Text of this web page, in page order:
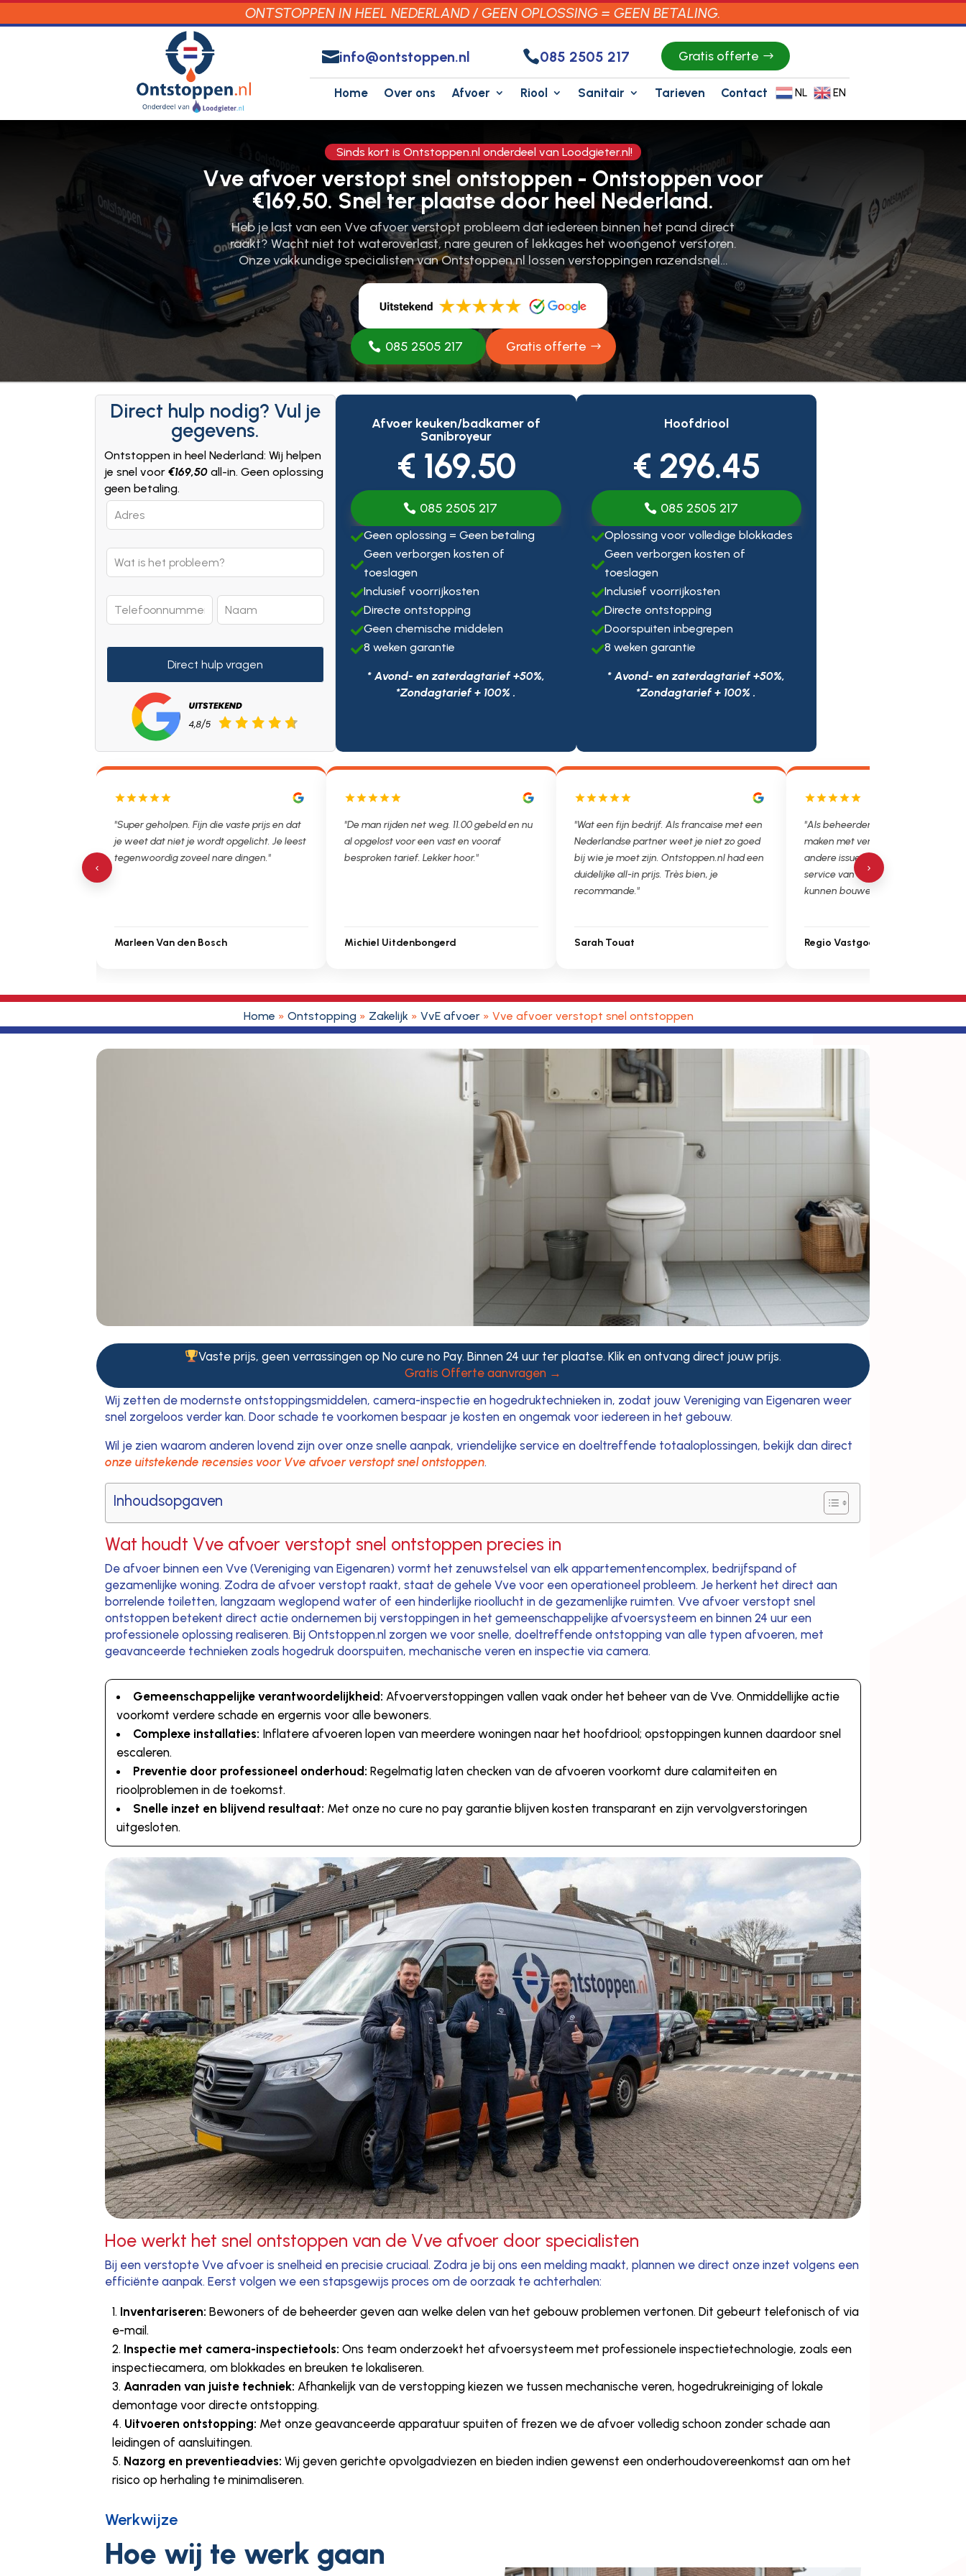
ONTSTOPPEN IN HEEL NEDERLAND / GEEN OPLOSSING = GEEN BETALING.
info@ontstoppen.nl 085 2505 217 Gratis offerte
Home Over ons Afvoer Riool Sanitair Tarieven Contact NL EN
Sinds kort is Ontstoppen.nl onderdeel van Loodgieter.nl!
Vve afvoer verstopt snel ontstoppen - Ontstoppen voor
€169,50. Snel ter plaatse door heel Nederland.
Heb je last van een Vve afvoer verstopt probleem dat iedereen binnen het pand direct
raakt? Wacht niet tot wateroverlast, nare geuren of lekkages het woongenot verstoren.​
Onze vakkundige specialisten van Ontstoppen.​nl lossen verstoppingen razendsnel…
085 2505 217 Gratis offerte
Direct hulp nodig? Vul je
gegevens.
Ontstoppen in heel Nederland: Wij helpen
je snel voor €169,50 all-in. Geen oplossing
geen betaling.
Leave
this
blank
Direct hulp vragen
Afvoer keuken/badkamer of
Sanibroyeur
€ 169.50
085 2505 217
Geen oplossing = Geen betaling

Geen verborgen kosten of
toeslagen
Inclusief voorrijkosten
Directe ontstopping
Geen chemische middelen
8 weken garantie
* Avond- en zaterdagtarief +50%,
*Zondagtarief + 100% .
Hoofdriool
€ 296.45
085 2505 217
Oplossing voor volledige blokkades

Geen verborgen kosten of
toeslagen
Inclusief voorrijkosten
Directe ontstopping
Doorspuiten inbegrepen
8 weken garantie
* Avond- en zaterdagtarief +50%,
*Zondagtarief + 100% .
"Super geholpen. Fijn die vaste prijs en dat
je weet dat niet je wordt opgelicht. Je leest
tegenwoordig zoveel nare dingen."
Marleen Van den Bosch
"De man rijden net weg. 11.00 gebeld en nu
al opgelost voor een vast en vooraf
besproken tarief. Lekker hoor."
Michiel Uitdenbongerd
"Wat een fijn bedrijf. Als francaise met een
Nederlandse partner weet je niet zo goed
bij wie je moet zijn. Ontstoppen.nl had een
duidelijke all-in prijs. Très bien, je
recommande."
Sarah Touat
"Als beheerder hebben we helaas
maken met verstoppingen,
andere issues. Het is super fijn dat
service van Ontstoppen.nl en
kunnen bouwen. Ga zo door!"
Regio Vastgoedbeheer
‹ ›
Home » Ontstopping » Zakelijk » VvE afvoer » Vve afvoer verstopt snel ontstoppen
Vaste prijs, geen verrassingen op No cure no Pay. Binnen 24 uur ter plaatse. Klik en ontvang direct jouw prijs.
Gratis Offerte aanvragen →
Wij zetten de modernste ontstoppingsmiddelen, camera-inspectie en hogedruktechnieken in, zodat jouw Vereniging van Eigenaren weer
snel zorgeloos verder kan. Door schade te voorkomen bespaar je kosten en ongemak voor iedereen in het gebouw.
Wil je zien waarom anderen lovend zijn over onze snelle aanpak, vriendelijke service en doeltreffende totaaloplossingen, bekijk dan direct
onze uitstekende recensies voor Vve afvoer verstopt snel ontstoppen.
Inhoudsopgaven
Wat houdt Vve afvoer verstopt snel ontstoppen precies in
De afvoer binnen een Vve (Vereniging van Eigenaren) vormt het zenuwstelsel van elk appartementencomplex, bedrijfspand of
gezamenlijke woning. Zodra de afvoer verstopt raakt, staat de gehele Vve voor een operationeel probleem. Je herkent het direct aan
borrelende toiletten, langzaam weglopend water of een hinderlijke rioollucht in de gezamenlijke ruimten. Vve afvoer verstopt snel
ontstoppen betekent direct actie ondernemen bij verstoppingen in het gemeenschappelijke afvoersysteem en binnen 24 uur een
professionele oplossing realiseren. Bij Ontstoppen.nl zorgen we voor snelle, doeltreffende ontstopping van alle typen afvoeren, met
geavanceerde technieken zoals hogedruk doorspuiten, mechanische veren en inspectie via camera.
Gemeenschappelijke verantwoordelijkheid: Afvoerverstoppingen vallen vaak onder het beheer van de Vve. Onmiddellijke actie
voorkomt verdere schade en ergernis voor alle bewoners.
Complexe installaties: Inflatere afvoeren lopen van meerdere woningen naar het hoofdriool; opstoppingen kunnen daardoor snel
escaleren.
Preventie door professioneel onderhoud: Regelmatig laten checken van de afvoeren voorkomt dure calamiteiten en
rioolproblemen in de toekomst.
Snelle inzet en blijvend resultaat: Met onze no cure no pay garantie blijven kosten transparant en zijn vervolgverstoringen
uitgesloten.
Hoe werkt het snel ontstoppen van de Vve afvoer door specialisten
Bij een verstopte Vve afvoer is snelheid en precisie cruciaal. Zodra je bij ons een melding maakt, plannen we direct onze inzet volgens een
efficiënte aanpak. Eerst volgen we een stapsgewijs proces om de oorzaak te achterhalen:
Inventariseren: Bewoners of de beheerder geven aan welke delen van het gebouw problemen vertonen. Dit gebeurt telefonisch of via
e-mail.
Inspectie met camera-inspectietools: Ons team onderzoekt het afvoersysteem met professionele inspectietechnologie, zoals een
inspectiecamera, om blokkades en breuken te lokaliseren.
Aanraden van juiste techniek: Afhankelijk van de verstopping kiezen we tussen mechanische veren, hogedrukreiniging of lokale
demontage voor directe ontstopping.
Uitvoeren ontstopping: Met onze geavanceerde apparatuur spuiten of frezen we de afvoer volledig schoon zonder schade aan
leidingen of aansluitingen.
Nazorg en preventieadvies: Wij geven gerichte opvolgadviezen en bieden indien gewenst een onderhoudovereenkomst aan om het
risico op herhaling te minimaliseren.
Werkwijze
Hoe wij te werk gaan